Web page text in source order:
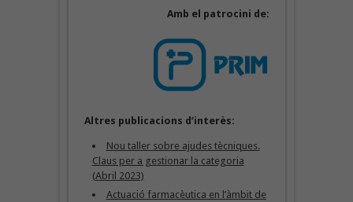
Amb el patrocini de:
Altres publicacions d’interès:
Nou taller sobre ajudes tècniques.
Claus per a gestionar la categoria
(Abril 2023)
Actuació farmacèutica en l’àmbit de